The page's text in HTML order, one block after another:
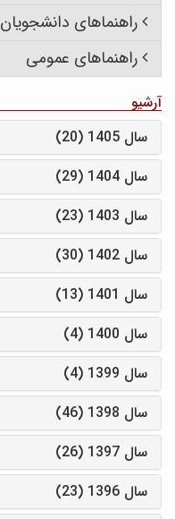
راهنماهای دانشجویان
راهنماهای عمومی
آرشیو
سال 1405 (20)
سال 1404 (29)
سال 1403 (23)
سال 1402 (30)
سال 1401 (13)
سال 1400 (4)
سال 1399 (4)
سال 1398 (46)
سال 1397 (26)
سال 1396 (23)